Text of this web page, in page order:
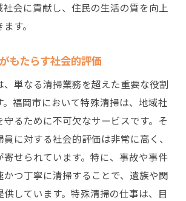
会に貢献し、住民の生活の質を向上
す。
もたらす社会的評価
、単なる清掃業務を超えた重要な役割
。福岡市において特殊清掃は、地域社
るために不可欠なサービスです。そ
に対する社会的評価は非常に高く、
寄せられています。特に、事故や事件
かつ丁寧に清掃することで、遺族や関
しています。特殊清掃の仕事は、目